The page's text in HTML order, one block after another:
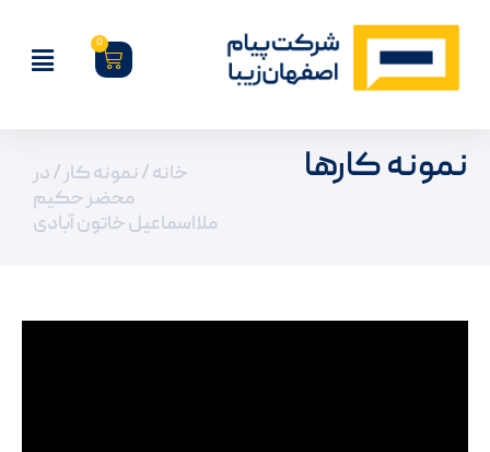
0
نمونه کارها خانه/ نمونه کار/ در
محضر حکیم
ملااسماعیل خاتون آبادی